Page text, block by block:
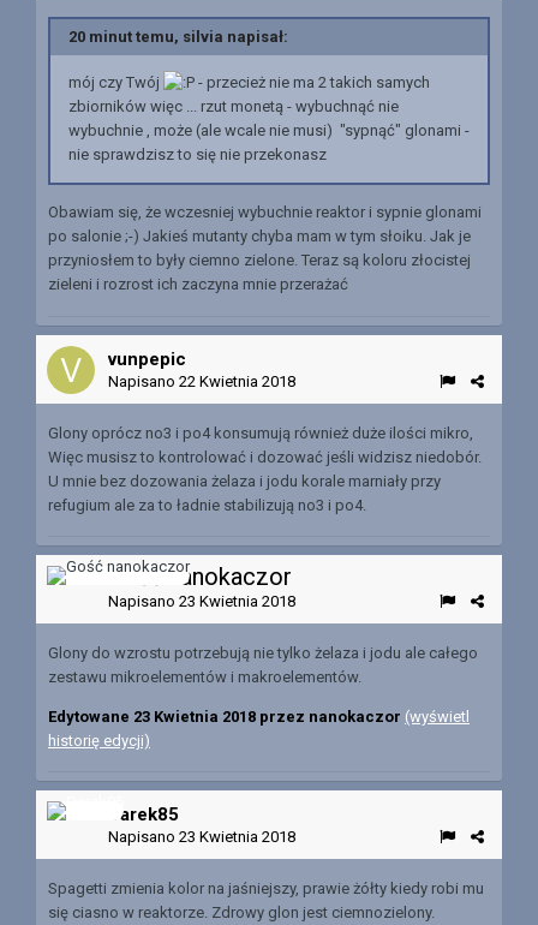
20 minut temu, silvia napisał:
mój czy Twój
- przecież nie ma 2 takich samych
zbiorników więc ... rzut monetą - wybuchnąć nie
wybuchnie , może (ale wcale nie musi) "sypnąć" glonami -
nie sprawdzisz to się nie przekonasz
Obawiam się, że wczesniej wybuchnie reaktor i sypnie glonami
po salonie ;-) Jakieś mutanty chyba mam w tym słoiku. Jak je
przyniosłem to były ciemno zielone. Teraz są koloru złocistej
zieleni i rozrost ich zaczyna mnie przerażać
vunpepic
Napisano 22 Kwietnia 2018
Glony oprócz no3 i po4 konsumują również duże ilości mikro,
Więc musisz to kontrolować i dozować jeśli widzisz niedobór.
U mnie bez dozowania żelaza i jodu korale marniały przy
refugium ale za to ładnie stabilizują no3 i po4.
Gość nanokaczor
Napisano 23 Kwietnia 2018
Glony do wzrostu potrzebują nie tylko żelaza i jodu ale całego
zestawu mikroelementów i makroelementów.
Edytowane 23 Kwietnia 2018 przez nanokaczor (wyświetl
historię edycji)
Darek85
Napisano 23 Kwietnia 2018
Spagetti zmienia kolor na jaśniejszy, prawie żółty kiedy robi mu
się ciasno w reaktorze. Zdrowy glon jest ciemnozielony.